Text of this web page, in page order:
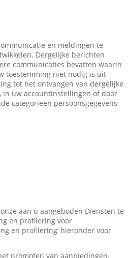
en meldingen te
Dergelijke berichten
communicaties bevatten waarin
toestemming niet nodig is uit
tot het ontvangen van dergelijke
uw accountinstellingen of door
categorieën persoonsgegevens
aan u aangeboden Diensten te
en profilering voor
en profilering’ hieronder voor
promoten van aanbiedingen,